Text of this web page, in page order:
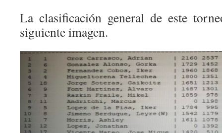
La clasificación general de este
siguiente imagen.